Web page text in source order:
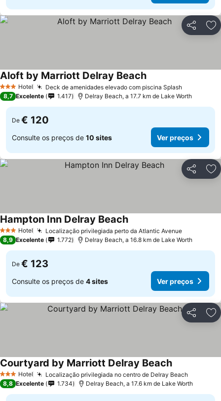
Partilhar
3 EstrelasHotel Deck de amenidades elevado com piscina SplashVer
Aloft by Marriott Delray BeachVer preços
8,7 Excelente 1.417 Delray Beach, a 17.7 km de Lake Worth
De € 120
Consulte os preços de 10 sites Ver preços
Partilhar
3 EstrelasHotel Localização privilegiada perto da Atlantic AvenueVer
Hampton Inn Delray BeachVer preços
8,9 Excelente 1.772 Delray Beach, a 16.8 km de Lake Worth
De € 123
Consulte os preços de 4 sites Ver preços
Partilhar
3 EstrelasHotel Localização privilegiada no centro de Delray BeachVer
Courtyard by Marriott Delray BeachVer preços
8,8 Excelente 1.734 Delray Beach, a 17.6 km de Lake Worth